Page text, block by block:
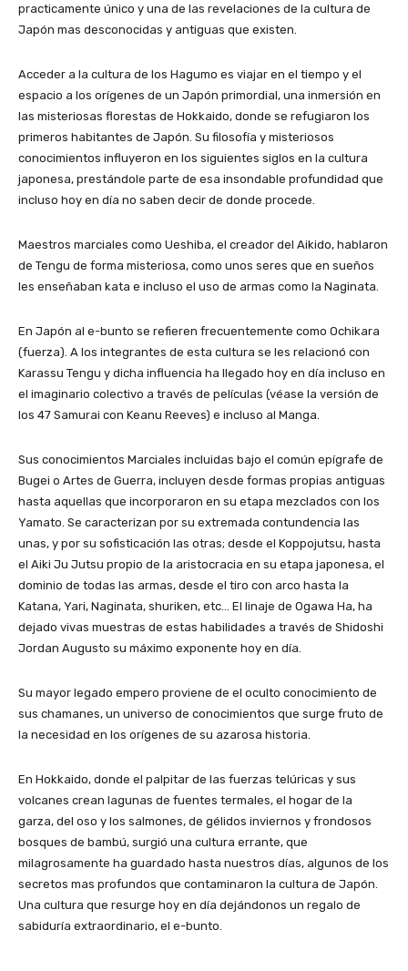
practicamente único y una de las revelaciones de la cultura de
Japón mas desconocidas y antiguas que existen.
Acceder a la cultura de los Hagumo es viajar en el tiempo y el
espacio a los orígenes de un Japón primordial, una inmersión en
las misteriosas florestas de Hokkaido, donde se refugiaron los
primeros habitantes de Japón. Su filosofía y misteriosos
conocimientos influyeron en los siguientes siglos en la cultura
japonesa, prestándole parte de esa insondable profundidad que
incluso hoy en día no saben decir de donde procede.
Maestros marciales como Ueshiba, el creador del Aikido, hablaron
de Tengu de forma misteriosa, como unos seres que en sueños
les enseñaban kata e incluso el uso de armas como la Naginata.
En Japón al e-bunto se refieren frecuentemente como Ochikara
(fuerza). A los integrantes de esta cultura se les relacionó con
Karassu Tengu y dicha influencia ha llegado hoy en día incluso en
el imaginario colectivo a través de películas (véase la versión de
los 47 Samurai con Keanu Reeves) e incluso al Manga.
Sus conocimientos Marciales incluidas bajo el común epígrafe de
Bugei o Artes de Guerra, incluyen desde formas propias antiguas
hasta aquellas que incorporaron en su etapa mezclados con los
Yamato. Se caracterizan por su extremada contundencia las
unas, y por su sofisticación las otras; desde el Koppojutsu, hasta
el Aiki Ju Jutsu propio de la aristocracia en su etapa japonesa, el
dominio de todas las armas, desde el tiro con arco hasta la
Katana, Yari, Naginata, shuriken, etc… El linaje de Ogawa Ha, ha
dejado vivas muestras de estas habilidades a través de Shidoshi
Jordan Augusto su máximo exponente hoy en día.
Su mayor legado empero proviene de el oculto conocimiento de
sus chamanes, un universo de conocimientos que surge fruto de
la necesidad en los orígenes de su azarosa historia.
En Hokkaido, donde el palpitar de las fuerzas telúricas y sus
volcanes crean lagunas de fuentes termales, el hogar de la
garza, del oso y los salmones, de gélidos inviernos y frondosos
bosques de bambú, surgió una cultura errante, que
milagrosamente ha guardado hasta nuestros días, algunos de los
secretos mas profundos que contaminaron la cultura de Japón.
Una cultura que resurge hoy en día dejándonos un regalo de
sabiduría extraordinario, el e-bunto.